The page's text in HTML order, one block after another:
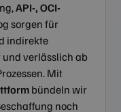
API-, OCI-
sorgen für
indirekte
verlässlich ab
Mit
bündeln wir
noch